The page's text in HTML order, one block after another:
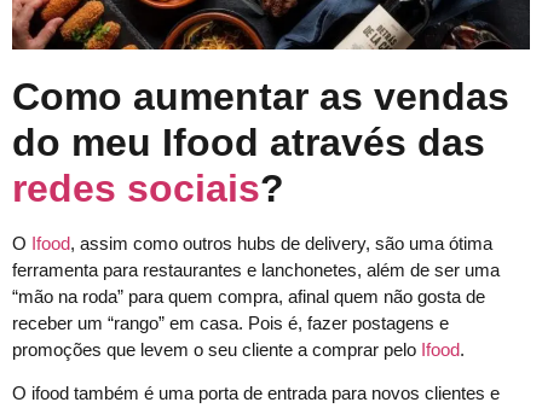
Como aumentar as vendas
do meu Ifood através das
redes sociais?
O Ifood, assim como outros hubs de delivery, são uma ótima
ferramenta para restaurantes e lanchonetes, além de ser uma
“mão na roda” para quem compra, afinal quem não gosta de
receber um “rango” em casa. Pois é, fazer postagens e
promoções que levem o seu cliente a comprar pelo Ifood.
O ifood também é uma porta de entrada para novos clientes e